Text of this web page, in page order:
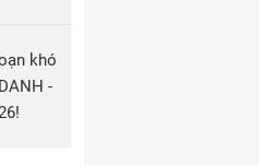
khó
-